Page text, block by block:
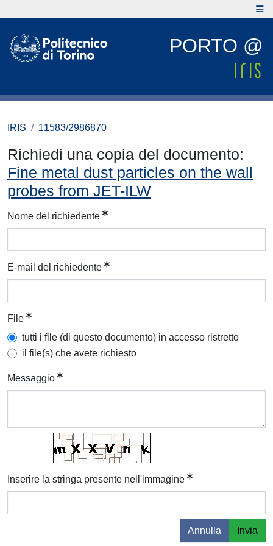
PORTO @
IRIS 11583/2986870
Richiedi una copia del documento:
Fine metal dust particles on the wall
probes from JET-ILW
Nome del richiedente
E-mail del richiedente
File
tutti i file (di questo documento) in accesso ristretto
il file(s) che avete richiesto
Messaggio
Inserire la stringa presente nell'immagine
Annulla Invia